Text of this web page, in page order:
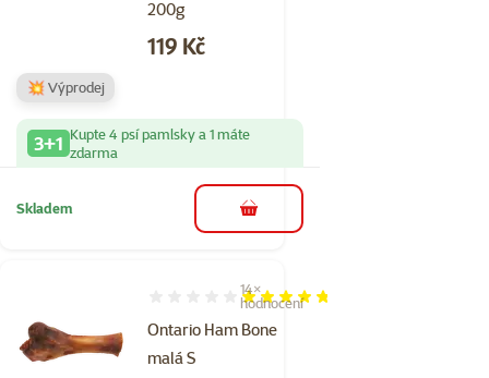
200g
Cena
119 Kč
💥 Výprodej
3+1 Kupte 4 psí pamlsky a 1 máte
zdarma
Skladem do košíku
Ontario Ham Bone
malá S
Hodnocení 94%, počet hodnocení: 14
14×
hodnocení